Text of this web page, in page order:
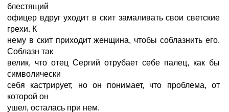
блестящий
офицер вдруг уходит в скит замаливать свои светские
грехи. К
нему в скит приходит женщина, чтобы соблазнить его.
Соблазн так
велик, что отец Сергий отрубает себе палец, как бы
символически
себя кастрирует, но он понимает, что проблема, от
которой он
ушел, осталась при нем.